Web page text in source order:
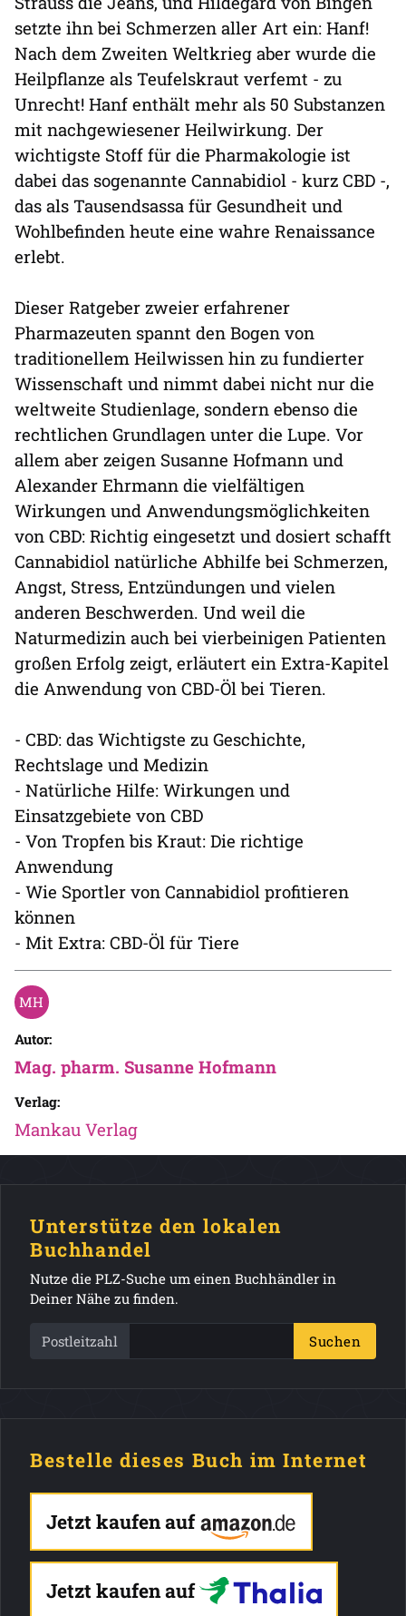
setzte ihn bei Schmerzen aller Art ein: Hanf!
Nach dem Zweiten Weltkrieg aber wurde die
Heilpflanze als Teufelskraut verfemt - zu
Unrecht! Hanf enthält mehr als 50 Substanzen
mit nachgewiesener Heilwirkung. Der
wichtigste Stoff für die Pharmakologie ist
dabei das sogenannte Cannabidiol - kurz CBD -,
das als Tausendsassa für Gesundheit und
Wohlbefinden heute eine wahre Renaissance
erlebt.
Dieser Ratgeber zweier erfahrener
Pharmazeuten spannt den Bogen von
traditionellem Heilwissen hin zu fundierter
Wissenschaft und nimmt dabei nicht nur die
weltweite Studienlage, sondern ebenso die
rechtlichen Grundlagen unter die Lupe. Vor
allem aber zeigen Susanne Hofmann und
Alexander Ehrmann die vielfältigen
Wirkungen und Anwendungsmöglichkeiten
von CBD: Richtig eingesetzt und dosiert schafft
Cannabidiol natürliche Abhilfe bei Schmerzen,
Angst, Stress, Entzündungen und vielen
anderen Beschwerden. Und weil die
Naturmedizin auch bei vierbeinigen Patienten
großen Erfolg zeigt, erläutert ein Extra-Kapitel
die Anwendung von CBD-Öl bei Tieren.
- CBD: das Wichtigste zu Geschichte,
Rechtslage und Medizin
- Natürliche Hilfe: Wirkungen und
Einsatzgebiete von CBD
- Von Tropfen bis Kraut: Die richtige
Anwendung
- Wie Sportler von Cannabidiol profitieren
können
- Mit Extra: CBD-Öl für Tiere
Autor:
Mag. pharm. Susanne Hofmann
Verlag:
Mankau Verlag
Unterstütze den lokalen
Buchhandel
Nutze die PLZ-Suche um einen Buchhändler in
Deiner Nähe zu finden.
Postleitzahl Suchen
Bestelle dieses Buch im Internet
Jetzt kaufen auf
Jetzt kaufen auf